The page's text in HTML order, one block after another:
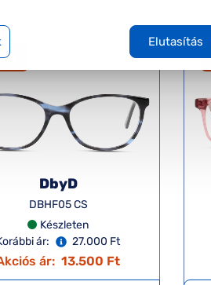
DbyD
DBHF05 CS
Készleten
ár:
27.000 Ft
ár: 13.500 Ft
Elutasítás